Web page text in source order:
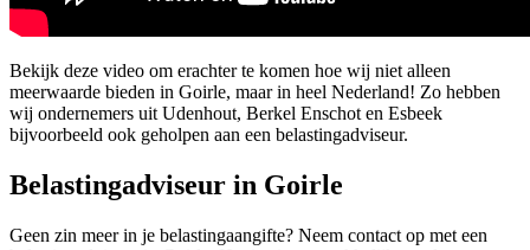
Bekijk deze video om erachter te komen hoe wij niet alleen
meerwaarde bieden in Goirle, maar in heel Nederland! Zo hebben
wij ondernemers uit Udenhout, Berkel Enschot en Esbeek
bijvoorbeeld ook geholpen aan een belastingadviseur.
Belastingadviseur in Goirle
Geen zin meer in je belastingaangifte? Neem contact op met een